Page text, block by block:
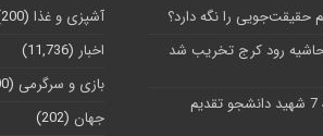
حقیقت‌جویی را نگه دارد؟
رود کرج تخریب شد
استان البرز در جنگ 12 روزه 7 شهید دانشجو تقدیم
آشپزی و غذا (200)
اخبار (11,736)
بازی و سرگرمی (200)
جهان (202)